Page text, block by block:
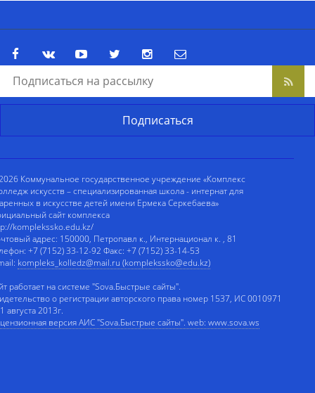
Коммунальное государственное учреждение «Комплекс
искусств – специализированная школа - интернат для
в искусстве детей имени Ермека Серкебаева»
сайт комплекса
komplekssko.edu.kz/
адрес: 150000, Петропавл к., Интернационал к. , 81
+7 (7152) 33-12-92 Факс: +7 (7152) 33-14-53
kompleks_kolledz@mail.ru (komplekssko@edu.kz)
работает на системе "Sova.Быстрые сайты".
о регистрации авторского права номер 1537, ИС 0010971
августа 2013г.
версия АИС "Sova.Быстрые сайты". web: www.sova.ws